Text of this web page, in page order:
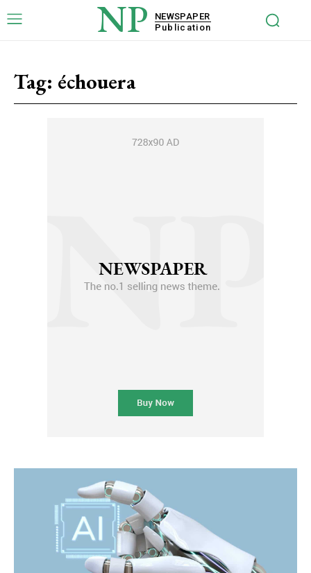
NP
NEWSPAPER
Publication
Tag: échouera